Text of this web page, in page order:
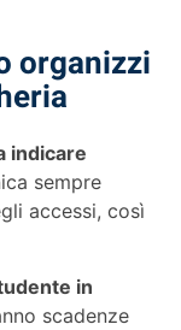
organizzi
indicare
sempre
accessi, così
in
scadenze